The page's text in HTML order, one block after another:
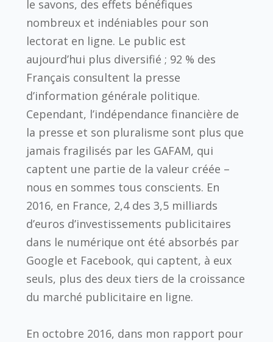
le savons, des effets bénéfiques
nombreux et indéniables pour son
lectorat en ligne. Le public est
aujourd’hui plus diversifié ; 92 % des
Français consultent la presse
d’information générale politique.
Cependant, l’indépendance financière de
la presse et son pluralisme sont plus que
jamais fragilisés par les GAFAM, qui
captent une partie de la valeur créée –
nous en sommes tous conscients. En
2016, en France, 2,4 des 3,5 milliards
d’euros d’investissements publicitaires
dans le numérique ont été absorbés par
Google et Facebook, qui captent, à eux
seuls, plus des deux tiers de la croissance
du marché publicitaire en ligne.
En octobre 2016, dans mon rapport pour